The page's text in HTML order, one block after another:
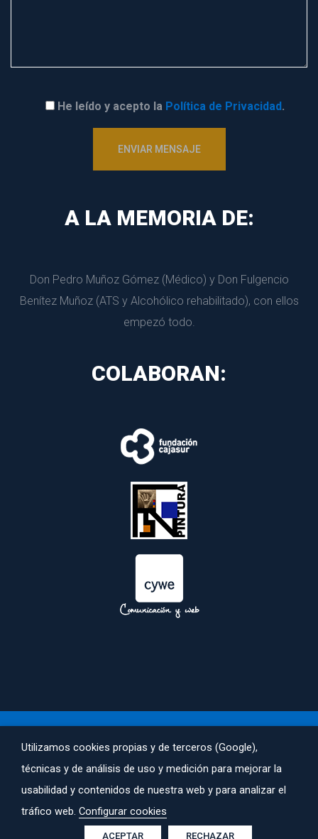
He leído y acepto la Política de Privacidad.
A LA MEMORIA DE:
Don Pedro Muñoz Gómez (Médico) y Don Fulgencio
Benítez Muñoz (ATS y Alcohólico rehabilitado), con ellos
empezó todo.
COLABORAN:
AVISO LEGAL | POLÍTICA DE PRIVACIDAD | POLÍTICA DE COOKIES
ACALI© TODOS LOS DERECHOS RESERVADOS. CREADA POR
COMUNICACIONYWEB.COM
Utilizamos cookies propias y de terceros (Google),
técnicas y de análisis de uso y medición para mejorar la
usabilidad y contenidos de nuestra web y para analizar el
tráfico web. Configurar cookie
ACEPTAR RECHAZAR